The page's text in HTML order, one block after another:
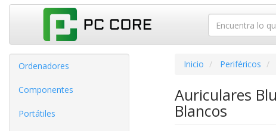
Ordenadores
Componentes
Portátiles
Inicio Periféricos
Auriculares
Blancos